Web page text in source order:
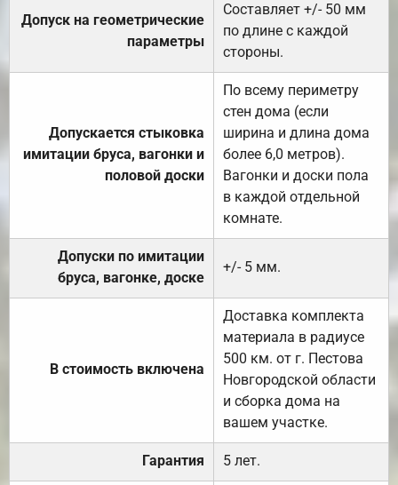
Допуск на геометрические
параметры
Составляет +/- 50 мм
по длине с каждой
стороны.
Допускается стыковка
имитации бруса, вагонки и
половой доски
По всему периметру
стен дома (если
ширина и длина дома
более 6,0 метров).
Вагонки и доски пола
в каждой отдельной
комнате.
Допуски по имитации
бруса, вагонке, доске
+/- 5 мм.
В стоимость включена
Доставка комплекта
материала в радиусе
500 км. от г. Пестова
Новгородской области
и сборка дома на
вашем участке.
Гарантия 5 лет.